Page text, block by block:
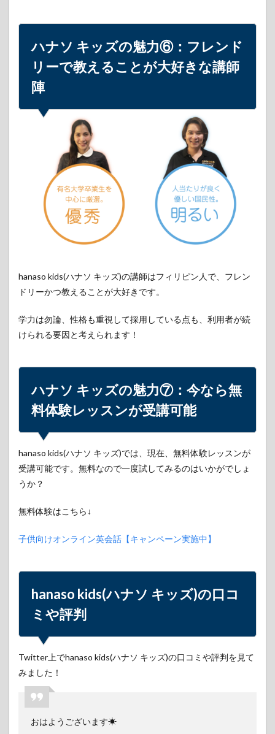
ライン
比較
10.2
大
人向け
hanaso(ハ
気予備校
ハナソ キッズの魅力⑥：フレンド
リーで教えることが大好きな講師
陣
hanaso kids(ハナソ キッズ)の講師はフィリピン人で、フレン
ドリーかつ教えることが大好きです。
学力は勿論、性格も重視して採用している点も、利用者が続
けられる要因と考えられます！
ハナソ キッズの魅力⑦：今なら無
料体験レッスンが受講可能
hanaso kids(ハナソ キッズ)では、現在、無料体験レッスンが
受講可能です。無料なので一度試してみるのはいかがでしょ
うか？
無料体験はこちら↓
子供向けオンライン英会話【キャンペーン実施中】
hanaso kids(ハナソ キッズ)の口コ
ミや評判
Twitter上でhanaso kids(ハナソ キッズ)の口コミや評判を見て
みました！
おはようございます☀